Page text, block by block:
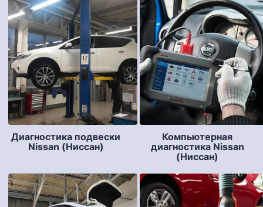
Диагностика подвески
Nissan (Ниссан)
Компьютерная
диагностика Nissan
(Ниссан)